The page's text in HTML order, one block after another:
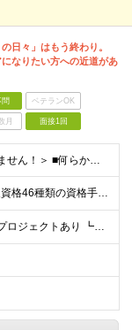
日々」はもう終わり。
なりたい方への近道があ
問 ベテランOK
月 面接1回
＜ブランクなども一切問いません！＞ ■何らかのシステム開発経験をお持ちの方 （開発・インフラ不問） ■学歴不問 ★女性社員が多く活躍している環境です！ 例として、役員、部門長の中には女性もいます。
★月給50万円も可！ ★対象資格46種類の資格手当あり 月給27万円～50万円＋各種手当＋インセンティブ ※試用期間3ヶ月あり（期間中の給与・待遇に差異なし） ※上記月給には6.7時間分・1万円以上
★リモートワークが可能なプロジェクトあり ┗出社8割リモート2割！ 東京オフィス、または東京・神奈川・埼玉・千葉のプロジェクト先での勤務となります。 ＼オンライン面接実施中！／ ★上京をしたい方など